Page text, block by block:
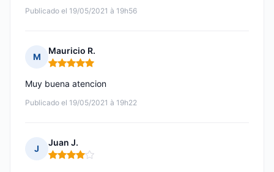
Publicado el 19/05/2021 à 19h56
M
Mauricio R.
Nota: 5 de 5
Publicado el 19/05/2021 à 19h22
Muy buena atencion
J
Juan J.
Nota: 4 de 5